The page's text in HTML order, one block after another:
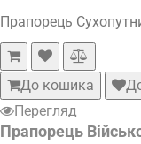
Прапорець
До кошика
Перегляд
Прапорець